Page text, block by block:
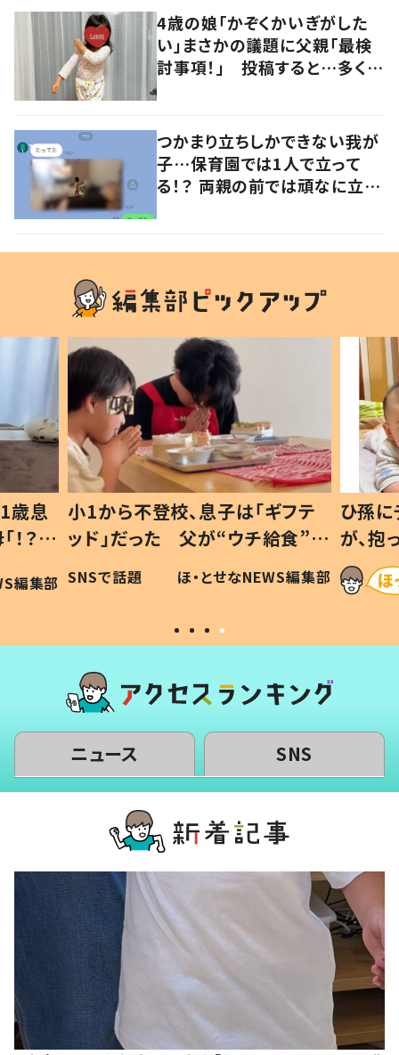
4歳の娘「かぞくかいぎがした
い」まさかの議題に父親「最検
討事項！」 投稿すると…多くの
つかまり立ちしかできない我が
子…保育園では1人で立って
る！？ 両親の前では頑なに立た
歳息
？」
編集部
小1から不登校、息子は「ギフテ
ッド」だった 父が“ウチ給食”を
作り続ける理由とは #令和の親
#令和の子
SNSで話題 ほ・とせなNEWS編集部
ひ孫
が、
「涙が
い」
ニュース SNS